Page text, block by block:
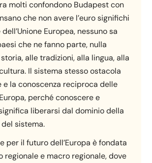
molti confondono Budapest con
che non avere l’euro significhi
Europea, nessuno sa
che ne fanno parte, nulla
alle tradizioni, alla lingua, alla
Il sistema stesso ostacola
e la conoscenza reciproca delle
perché conoscere e
liberarsi dal dominio della
sistema.
per il futuro dell’Europa è fondata
regionale e macro regionale, dove